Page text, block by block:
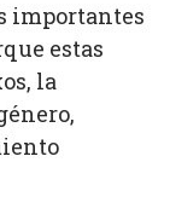
importantes
estas
la